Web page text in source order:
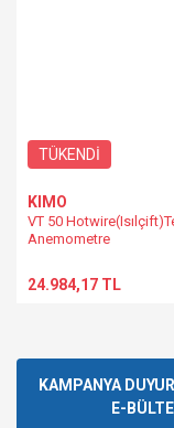
TÜKENDİ
KIMO
VT 50
Anemometre
24.984,17 TL
KAMPANYA
E-